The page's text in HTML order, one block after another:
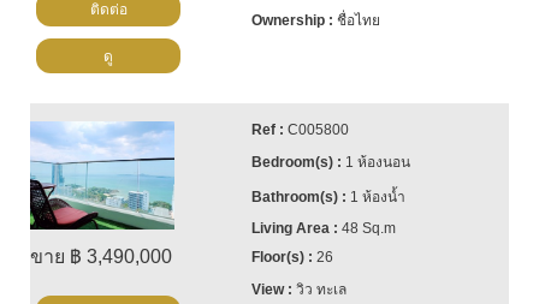
ชื่อไทย
ติดต่อ
ดู
ขาย ฿ 3,490,000
C005800
1 ห้องนอน
1 ห้องน้ำ
48 Sq.m
26
วิว ทะเล